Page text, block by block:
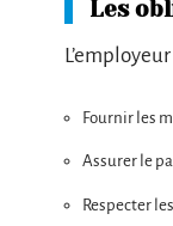
Les
Fournir les
Assurer le
Respecter